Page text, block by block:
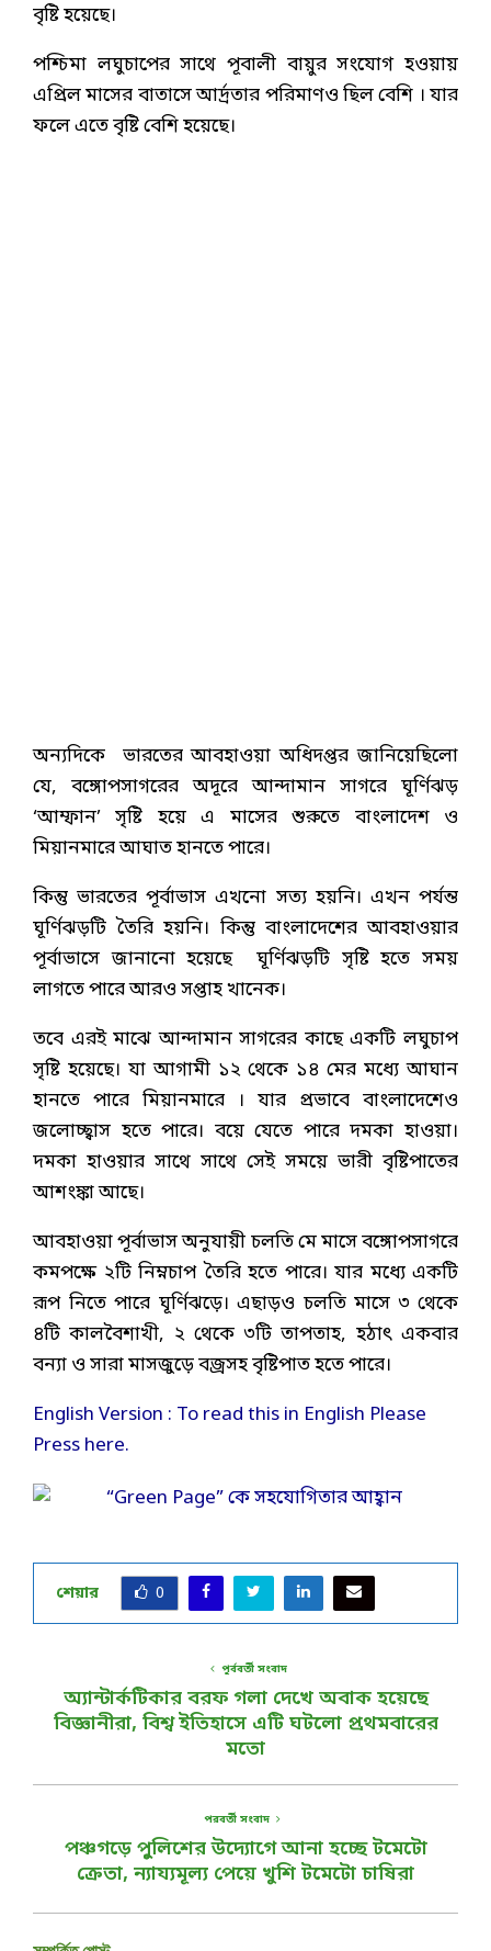
বৃষ্টি হয়েছে।
পশ্চিমা লঘুচাপের সাথে পূবালী বায়ুর সংযোগ হওয়ায়
এপ্রিল মাসের বাতাসে আর্দ্রতার পরিমাণও ছিল বেশি । যার
ফলে এতে বৃষ্টি বেশি হয়েছে।
অন্যদিকে ভারতের আবহাওয়া অধিদপ্তর জানিয়েছিলো
যে, বঙ্গোপসাগরের অদূরে আন্দামান সাগরে ঘূর্ণিঝড়
‘আম্ফান’ সৃষ্টি হয়ে এ মাসের শুরুতে বাংলাদেশ ও
মিয়ানমারে আঘাত হানতে পারে।
কিন্তু ভারতের পূর্বাভাস এখনো সত্য হয়নি। এখন পর্যন্ত
ঘূর্ণিঝড়টি তৈরি হয়নি। কিন্তু বাংলাদেশের আবহাওয়ার
পূর্বাভাসে জানানো হয়েছে ঘূর্ণিঝড়টি সৃষ্টি হতে সময়
লাগতে পারে আরও সপ্তাহ খানেক।
তবে এরই মাঝে আন্দামান সাগরের কাছে একটি লঘুচাপ
সৃষ্টি হয়েছে। যা আগামী ১২ থেকে ১৪ মের মধ্যে আঘান
হানতে পারে মিয়ানমারে । যার প্রভাবে বাংলাদেশেও
জলোচ্ছ্বাস হতে পারে। বয়ে যেতে পারে দমকা হাওয়া।
দমকা হাওয়ার সাথে সাথে সেই সময়ে ভারী বৃষ্টিপাতের
আশংঙ্কা আছে।
আবহাওয়া পূর্বাভাস অনুযায়ী চলতি মে মাসে বঙ্গোপসাগরে
কমপক্ষে ২টি নিম্নচাপ তৈরি হতে পারে। যার মধ্যে একটি
রূপ নিতে পারে ঘূর্ণিঝড়ে। এছাড়ও চলতি মাসে ৩ থেকে
৪টি কালবৈশাখী, ২ থেকে ৩টি তাপতাহ, হঠাৎ একবার
বন্যা ও সারা মাসজুড়ে বজ্রসহ বৃষ্টিপাত হতে পারে।
English Version : To read this in English Please
Press here.
শেয়ার 0
পূর্ববর্তী সংবাদ
অ্যান্টার্কটিকার বরফ গলা দেখে অবাক হয়েছে
বিজ্ঞানীরা, বিশ্ব ইতিহাসে এটি ঘটলো প্রথমবারের
মতো
পরবর্তী সংবাদ
পঞ্চগড়ে পুুলিশের উদ্যোগে আনা হচ্ছে টমেটো
ক্রেতা, ন্যায্যমূল্য পেয়ে খুশি টমেটো চাষিরা